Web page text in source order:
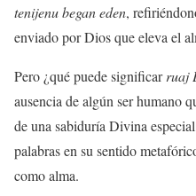
tenijenu began eden,
enviado por Dios que eleva el
Pero ¿qué puede significarruaj
ausencia de algún ser humano
de una sabiduría Divina
palabras en su sentido
como alma.